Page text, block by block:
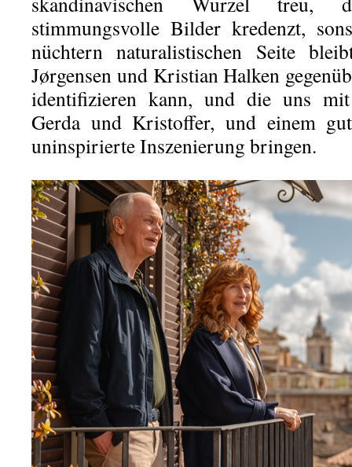
stimmungsvolle Bilder kredenzt,
nüchtern naturalistischen Seite
Jørgensen und Kristian Halken
identifizieren kann, und die uns
Gerda und Kristoffer, und einem
uninspirierte Inszenierung bringen.